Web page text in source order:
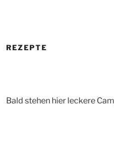
REZEPTE
Bald stehen hier leckere